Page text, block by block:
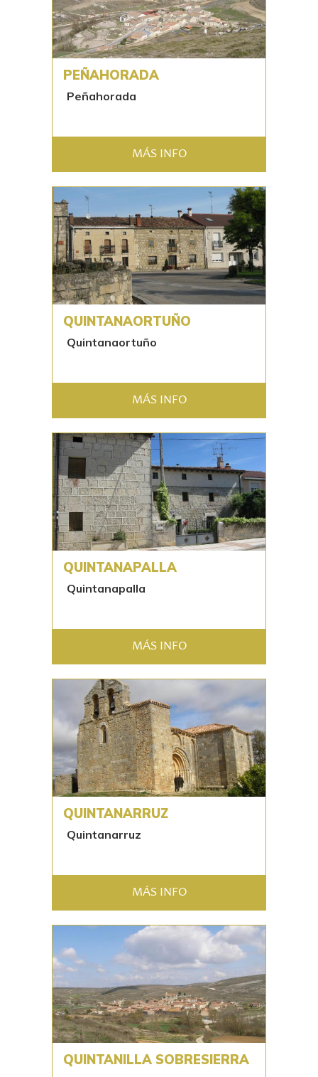
PEÑAHORADA
Peñahorada
MÁS INFO
QUINTANAORTUÑO
Quintanaortuño
MÁS INFO
QUINTANAPALLA
Quintanapalla
MÁS INFO
QUINTANARRUZ
Quintanarruz
MÁS INFO
QUINTANILLA SOBRESIERRA